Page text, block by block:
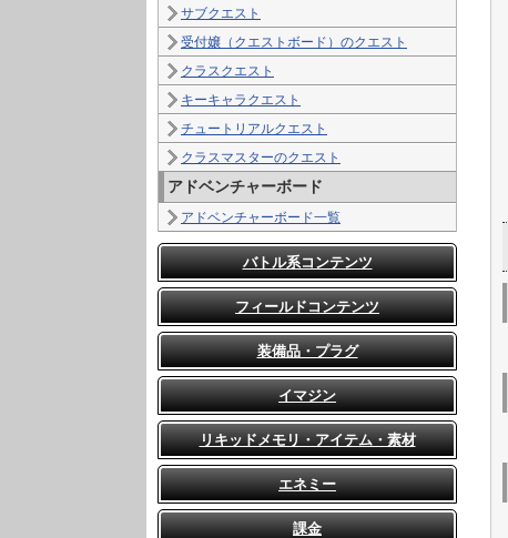
サブクエスト
受付嬢（クエストボード）のクエスト
クラスクエスト
キーキャラクエスト
チュートリアルクエスト
クラスマスターのクエスト
アドベンチャーボード
アドベンチャーボード一覧
バトル系コンテンツ
フィールドコンテンツ
装備品・プラグ
イマジン
リキッドメモリ・アイテム・素材
エネミー
課金